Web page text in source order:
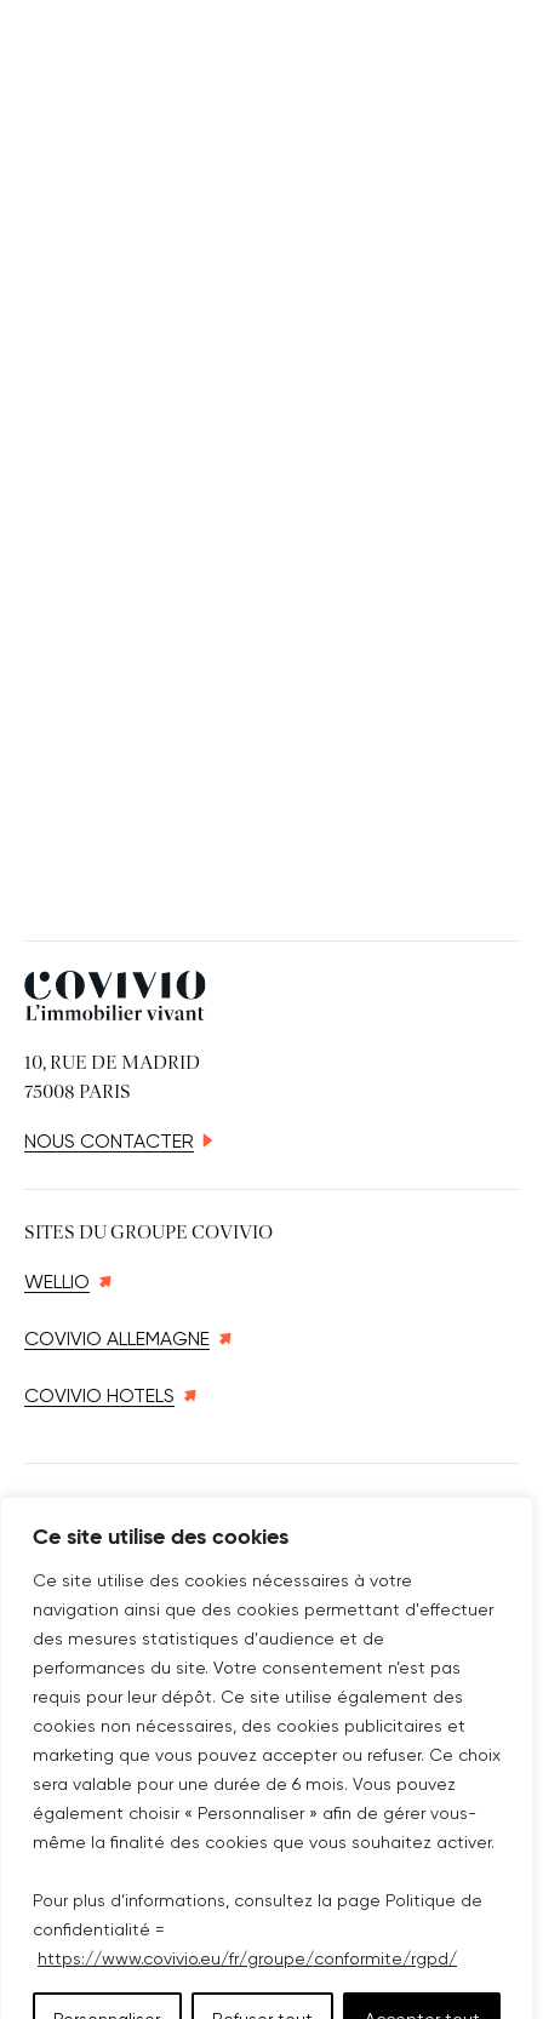
Ce site utilise des cookies
Ce site utilise des cookies nécessaires à votre
navigation ainsi que des cookies permettant d'effectuer
des mesures statistiques d'audience et de
performances du site. Votre consentement n’est pas
requis pour leur dépôt. Ce site utilise également des
cookies non nécessaires, des cookies publicitaires et
marketing que vous pouvez accepter ou refuser. Ce choix
sera valable pour une durée de 6 mois. Vous pouvez
également choisir « Personnaliser » afin de gérer vous-
même la finalité des cookies que vous souhaitez activer.
Pour plus d’informations, consultez la page Politique de
confidentialité =
https://www.covivio.eu/fr/groupe/conformite/rgpd/
Covivio
10, RUE DE MADRID
75008 PARIS
NOUS CONTACTER
SITES DU GROUPE COVIVIO
WELLIO
COVIVIO ALLEMAGNE
COVIVIO HOTELS
ABONNEZ-VOUS À NOTRE NEWSLETTER
Nouvelle fenêtre
Je m'abonne
©COPYRIGHT COVIVIO 2026
MENTIONS LÉGALES
PLAN DU SITE
POLITIQUE DE CONFIDENTIALITÉ